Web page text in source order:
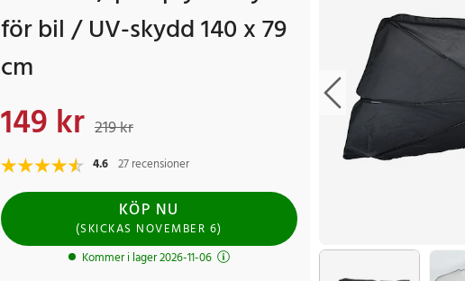
för bil / UV-skydd 140 x 79
cm
Nuvarande pris
149 kr 219 kr
4.6 27 recensioner
KÖP NU
(SKICKAS NOVEMBER 6)
Kommer i lager 2026-11-06